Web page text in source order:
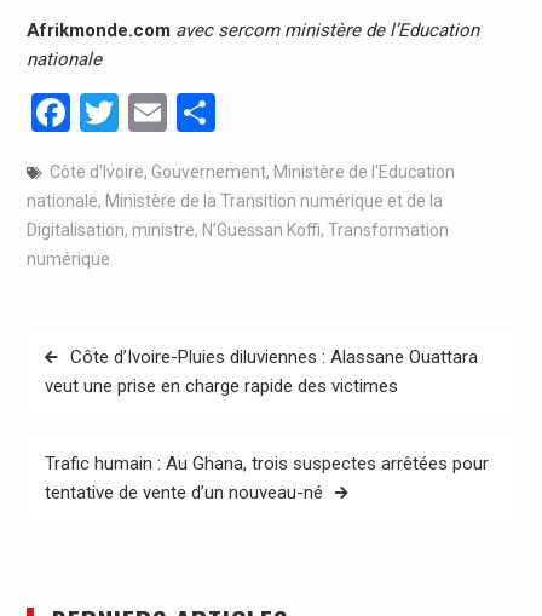
Afrikmonde.com avec sercom ministère de l’Education
nationale
Facebook
Twitter
EmailPartager
Côte d'Ivoire, Gouvernement, Ministère de l'Education
nationale, Ministère de la Transition numérique et de la
Digitalisation, ministre, N’Guessan Koffi, Transformation
numérique
Navigation
de
Côte d’Ivoire-Pluies diluviennes : Alassane Ouattara
veut une prise en charge rapide des victimes
Trafic humain : Au Ghana, trois suspectes arrêtées pour
tentative de vente d’un nouveau-né